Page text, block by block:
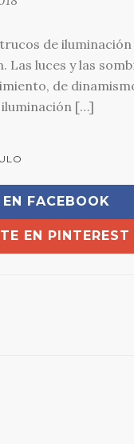
de
luces y las
de
iluminación […]
FACEBOOK
EN PINTEREST